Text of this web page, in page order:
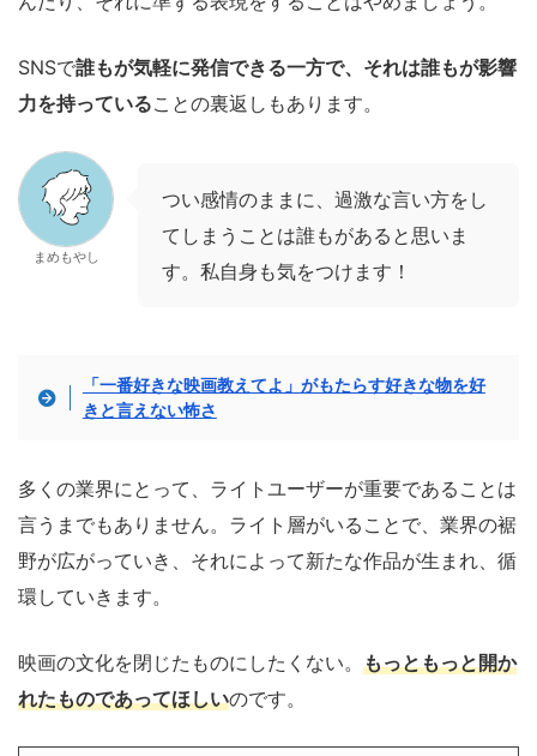
SNSで誰もが気軽に発信できる一方で、それは誰もが影響
力を持っていることの裏返しもあります。
まめもやし
つい感情のままに、過激な言い方をし
てしまうことは誰もがあると思いま
す。私自身も気をつけます！
「一番好きな映画教えてよ」がもたらす好きな物を好
きと言えない怖さ
多くの業界にとって、ライトユーザーが重要であることは
言うまでもありません。ライト層がいることで、業界の裾
野が広がっていき、それによって新たな作品が生まれ、循
環していきます。
映画の文化を閉じたものにしたくない。 もっともっと開か
れたものであってほしいのです。